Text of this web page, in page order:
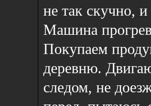
не так скучно,
Машина
Покупаем
деревню.
следом, не